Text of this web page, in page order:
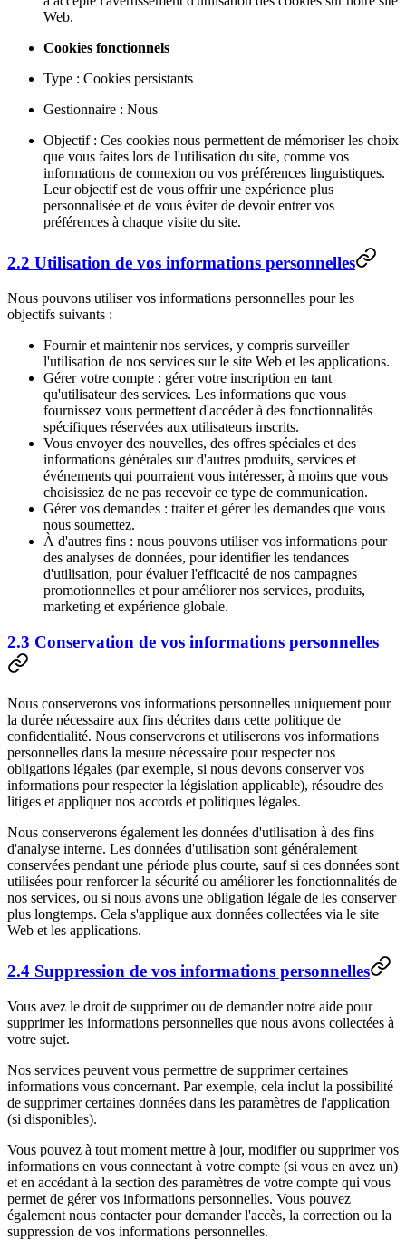
Web.
Cookies fonctionnels
Type : Cookies persistants
Gestionnaire : Nous
Objectif : Ces cookies nous permettent de mémoriser les choix
que vous faites lors de l'utilisation du site, comme vos
informations de connexion ou vos préférences linguistiques.
Leur objectif est de vous offrir une expérience plus
personnalisée et de vous éviter de devoir entrer vos
préférences à chaque visite du site.
2.2 Utilisation de vos informations personnelles
Nous pouvons utiliser vos informations personnelles pour les
objectifs suivants :
Fournir et maintenir nos services, y compris surveiller
l'utilisation de nos services sur le site Web et les applications.
Gérer votre compte : gérer votre inscription en tant
qu'utilisateur des services. Les informations que vous
fournissez vous permettent d'accéder à des fonctionnalités
spécifiques réservées aux utilisateurs inscrits.
Vous envoyer des nouvelles, des offres spéciales et des
informations générales sur d'autres produits, services et
événements qui pourraient vous intéresser, à moins que vous
choisissiez de ne pas recevoir ce type de communication.
Gérer vos demandes : traiter et gérer les demandes que vous
nous soumettez.
À d'autres fins : nous pouvons utiliser vos informations pour
des analyses de données, pour identifier les tendances
d'utilisation, pour évaluer l'efficacité de nos campagnes
promotionnelles et pour améliorer nos services, produits,
marketing et expérience globale.
2.3 Conservation de vos informations personnelles
Nous conserverons vos informations personnelles uniquement pour
la durée nécessaire aux fins décrites dans cette politique de
confidentialité. Nous conserverons et utiliserons vos informations
personnelles dans la mesure nécessaire pour respecter nos
obligations légales (par exemple, si nous devons conserver vos
informations pour respecter la législation applicable), résoudre des
litiges et appliquer nos accords et politiques légales.
Nous conserverons également les données d'utilisation à des fins
d'analyse interne. Les données d'utilisation sont généralement
conservées pendant une période plus courte, sauf si ces données sont
utilisées pour renforcer la sécurité ou améliorer les fonctionnalités de
nos services, ou si nous avons une obligation légale de les conserver
plus longtemps. Cela s'applique aux données collectées via le site
Web et les applications.
2.4 Suppression de vos informations personnelles
Vous avez le droit de supprimer ou de demander notre aide pour
supprimer les informations personnelles que nous avons collectées à
votre sujet.
Nos services peuvent vous permettre de supprimer certaines
informations vous concernant. Par exemple, cela inclut la possibilité
de supprimer certaines données dans les paramètres de l'application
(si disponibles).
Vous pouvez à tout moment mettre à jour, modifier ou supprimer vos
informations en vous connectant à votre compte (si vous en avez un)
et en accédant à la section des paramètres de votre compte qui vous
permet de gérer vos informations personnelles. Vous pouvez
également nous contacter pour demander l'accès, la correction ou la
suppression de vos informations personnelles.